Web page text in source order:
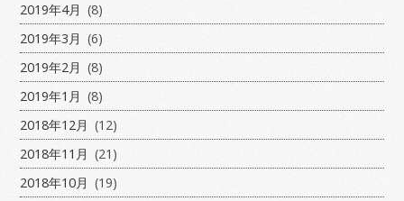
2019年4月 (8)
2019年3月 (6)
2019年2月 (8)
2019年1月 (8)
2018年12月 (12)
2018年11月 (21)
2018年10月 (19)